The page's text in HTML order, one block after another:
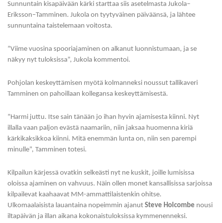
Sunnuntain kisapäivään kärki starttaa siis asetelmasta Jukola–
Eriksson–Tamminen. Jukola on tyytyväinen päiväänsä, ja lähtee
sunnuntaina taistelemaan voitosta.
”Viime vuosina spooriajaminen on alkanut luonnistumaan, ja se
näkyy nyt tuloksissa”, Jukola kommentoi.
Pohjolan keskeyttämisen myötä kolmanneksi noussut tallikaveri
Tamminen on pahoillaan kollegansa keskeyttämisestä.
”Harmi juttu. Itse sain tänään jo ihan hyvin ajamisesta kiinni. Nyt
illalla vaan paljon evästä naamariin, niin jaksaa huomenna kiriä
kärkikaksikkoa kiinni. Mitä enemmän lunta on, niin sen parempi
minulle”, Tamminen totesi.
Kilpailun kärjessä ovatkin selkeästi nyt ne kuskit, joille lumisissa
oloissa ajaminen on vahvuus. Näin ollen monet kansallisissa sarjoissa
kilpailevat kaahaavat MM-ammattilaistenkin ohitse.
Ulkomaalaisista lauantaina nopeimmin ajanut Steve Holcombe nousi
iltapäivän ja illan aikana kokonaistuloksissa kymmenenneksi.